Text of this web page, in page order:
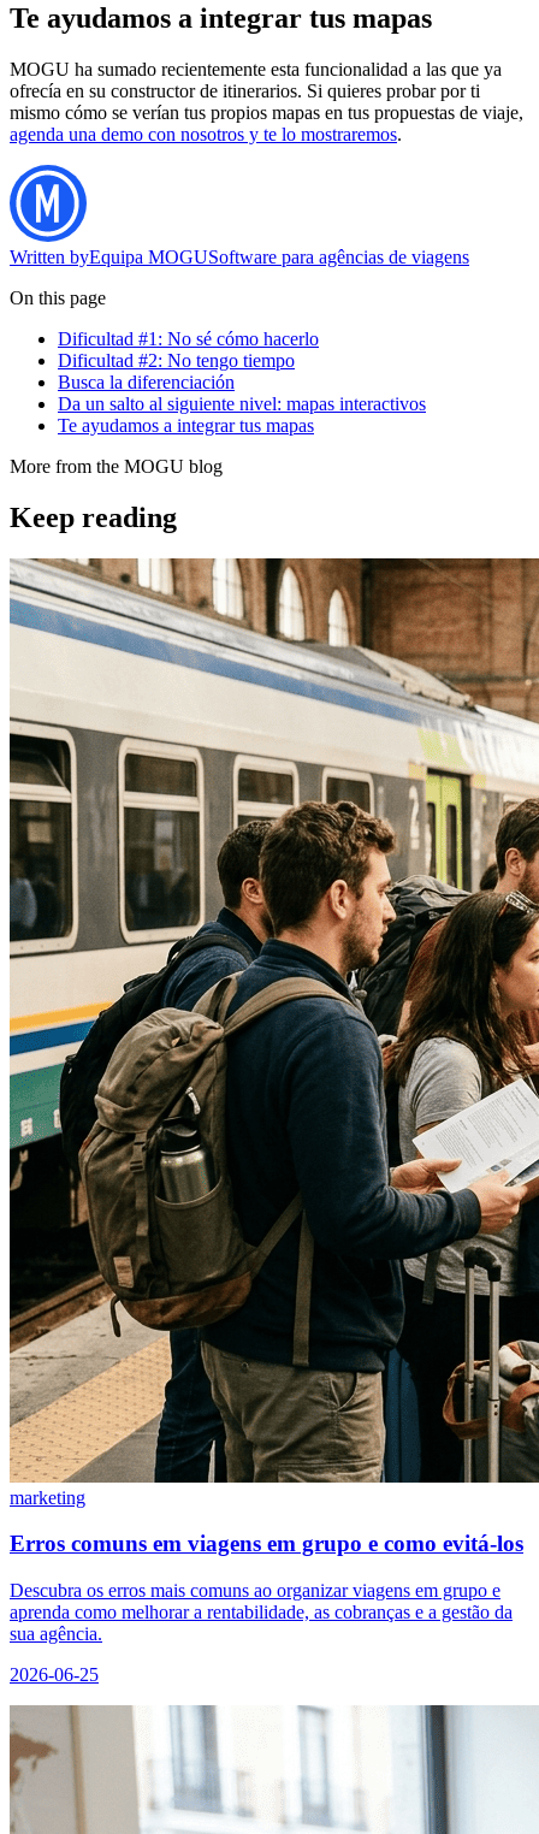
Te ayudamos a integrar tus mapas
MOGU ha sumado recientemente esta funcionalidad a las que ya
ofrecía en su constructor de itinerarios. Si quieres probar por ti
mismo cómo se verían tus propios mapas en tus propuestas de viaje,
agenda una demo con nosotros y te lo mostraremos.
Written byEquipa MOGUSoftware para agências de viagens
On this page
Dificultad #1: No sé cómo hacerlo
Dificultad #2: No tengo tiempo
Busca la diferenciación
Da un salto al siguiente nivel: mapas interactivos
Te ayudamos a integrar tus mapas
More from the MOGU blog
Keep reading
marketing
Erros comuns em viagens em grupo e como evitá-los
Descubra os erros mais comuns ao organizar viagens em grupo e
aprenda como melhorar a rentabilidade, as cobranças e a gestão da
sua agência.
2026-06-25